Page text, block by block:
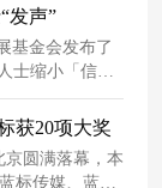
发声”
基金会发布了
士缩小「信息
获20项大奖
圆满落幕，本
标传媒、蓝标